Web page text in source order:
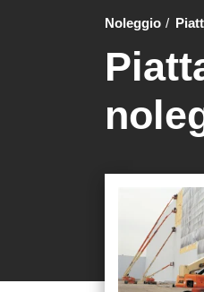
Noleggio